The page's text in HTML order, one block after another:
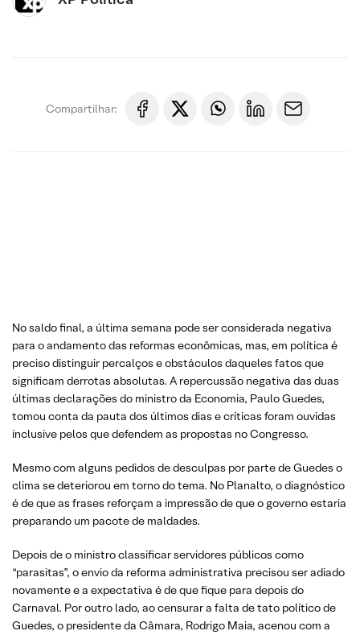
Compartilhar:
No saldo final, a última semana pode ser considerada negativa
para o andamento das reformas econômicas, mas, em política é
preciso distinguir percalços e obstáculos daqueles fatos que
significam derrotas absolutas. A repercussão negativa das duas
últimas declarações do ministro da Economia, Paulo Guedes,
tomou conta da pauta dos últimos dias e críticas foram ouvidas
inclusive pelos que defendem as propostas no Congresso.
Mesmo com alguns pedidos de desculpas por parte de Guedes o
clima se deteriorou em torno do tema. No Planalto, o diagnóstico
é de que as frases reforçam a impressão de que o governo estaria
preparando um pacote de maldades.
Depois de o ministro classificar servidores públicos como
“parasitas”, o envio da reforma administrativa precisou ser adiado
novamente e a expectativa é de que fique para depois do
Carnaval. Por outro lado, ao censurar a falta de tato político de
Guedes, o presidente da Câmara, Rodrigo Maia, acenou com a